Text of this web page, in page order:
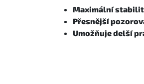
Maximální
Přesnější
Umožňuje delší